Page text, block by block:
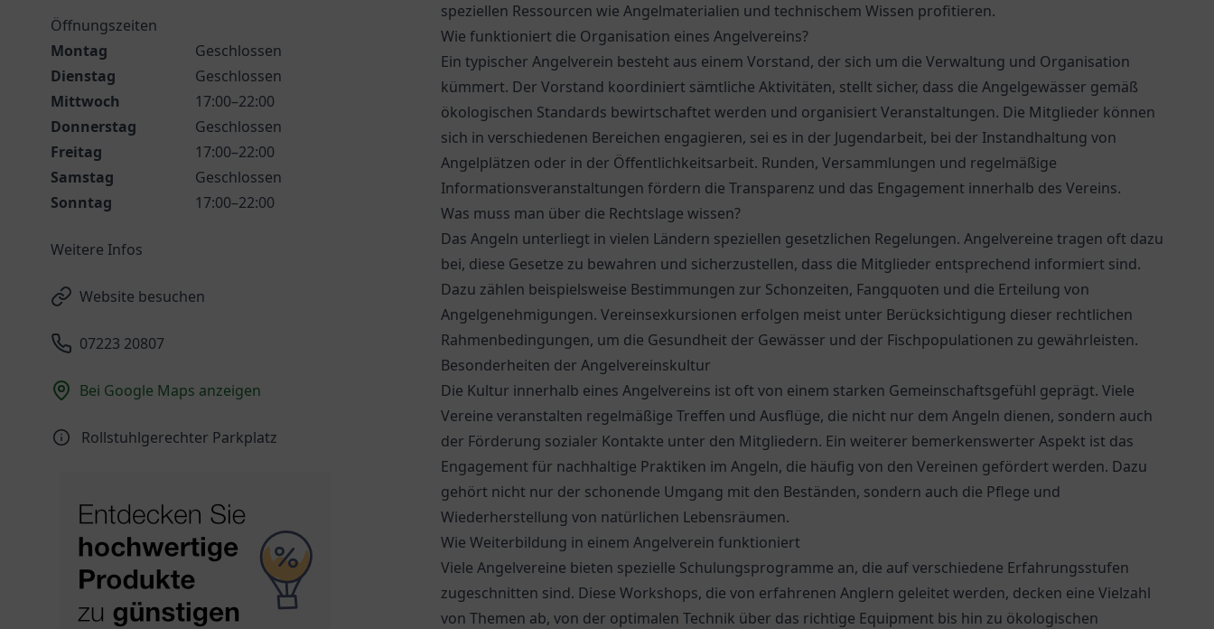
Öffnungszeiten
Montag
Geschlossen
Dienstag
Geschlossen
Mittwoch
17:00–22:00
Donnerstag
Geschlossen
Freitag
17:00–22:00
Samstag
Geschlossen
Sonntag
17:00–22:00
Weitere Infos
Website besuchen
07223 20807
Bei Google Maps anzeigen
Rollstuhlgerechter Parkplatz
speziellen Ressourcen wie Angelmaterialien und technischem Wissen profitieren.
Wie funktioniert die Organisation eines Angelvereins?
Ein typischer Angelverein besteht aus einem Vorstand, der sich um die Verwaltung und Organisation
kümmert. Der Vorstand koordiniert sämtliche Aktivitäten, stellt sicher, dass die Angelgewässer gemäß
ökologischen Standards bewirtschaftet werden und organisiert Veranstaltungen. Die Mitglieder können
sich in verschiedenen Bereichen engagieren, sei es in der Jugendarbeit, bei der Instandhaltung von
Angelplätzen oder in der Öffentlichkeitsarbeit. Runden, Versammlungen und regelmäßige
Informationsveranstaltungen fördern die Transparenz und das Engagement innerhalb des Vereins.
Was muss man über die Rechtslage wissen?
Das Angeln unterliegt in vielen Ländern speziellen gesetzlichen Regelungen. Angelvereine tragen oft dazu
bei, diese Gesetze zu bewahren und sicherzustellen, dass die Mitglieder entsprechend informiert sind.
Dazu zählen beispielsweise Bestimmungen zur Schonzeiten, Fangquoten und die Erteilung von
Angelgenehmigungen. Vereinsexkursionen erfolgen meist unter Berücksichtigung dieser rechtlichen
Rahmenbedingungen, um die Gesundheit der Gewässer und der Fischpopulationen zu gewährleisten.
Besonderheiten der Angelvereinskultur
Die Kultur innerhalb eines Angelvereins ist oft von einem starken Gemeinschaftsgefühl geprägt. Viele
Vereine veranstalten regelmäßige Treffen und Ausflüge, die nicht nur dem Angeln dienen, sondern auch
der Förderung sozialer Kontakte unter den Mitgliedern. Ein weiterer bemerkenswerter Aspekt ist das
Engagement für nachhaltige Praktiken im Angeln, die häufig von den Vereinen gefördert werden. Dazu
gehört nicht nur der schonende Umgang mit den Beständen, sondern auch die Pflege und
Wiederherstellung von natürlichen Lebensräumen.
Wie Weiterbildung in einem Angelverein funktioniert
Viele Angelvereine bieten spezielle Schulungsprogramme an, die auf verschiedene Erfahrungsstufen
zugeschnitten sind. Diese Workshops, die von erfahrenen Anglern geleitet werden, decken eine Vielzahl
von Themen ab, von der optimalen Technik über das richtige Equipment bis hin zu ökologischen